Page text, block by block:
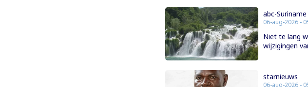
abc-Suriname
06-aug-2026 -
Niet te lang
wijzigingen
starnieuws
06-aug-2026 -